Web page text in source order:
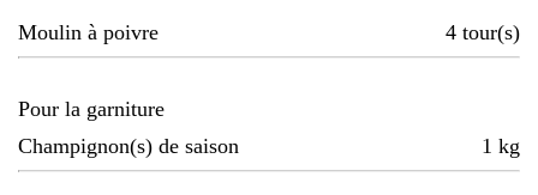
Moulin à poivre 4 tour(s)
Pour la garniture
Champignon(s) de saison
1 kg